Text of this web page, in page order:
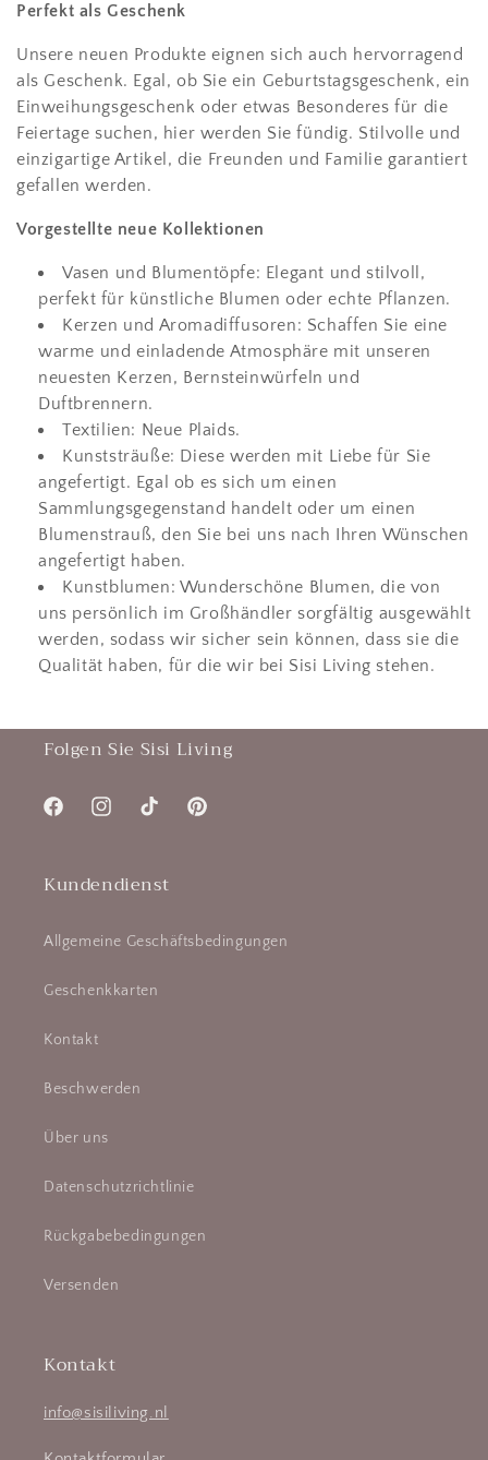
Perfekt als Geschenk
Unsere neuen Produkte eignen sich auch hervorragend
als Geschenk. Egal, ob Sie ein Geburtstagsgeschenk, ein
Einweihungsgeschenk oder etwas Besonderes für die
Feiertage suchen, hier werden Sie fündig. Stilvolle und
einzigartige Artikel, die Freunden und Familie garantiert
gefallen werden.
Vorgestellte neue Kollektionen
Vasen und Blumentöpfe: Elegant und stilvoll,
perfekt für künstliche Blumen oder echte Pflanzen.
Kerzen und Aromadiffusoren: Schaffen Sie eine
warme und einladende Atmosphäre mit unseren
neuesten Kerzen, Bernsteinwürfeln und
Duftbrennern.
Textilien: Neue Plaids.
Kunststräuße: Diese werden mit Liebe für Sie
angefertigt. Egal ob es sich um einen
Sammlungsgegenstand handelt oder um einen
Blumenstrauß, den Sie bei uns nach Ihren Wünschen
angefertigt haben.
Kunstblumen: Wunderschöne Blumen, die von
uns persönlich im Großhändler sorgfältig ausgewählt
werden, sodass wir sicher sein können, dass sie die
Qualität haben, für die wir bei Sisi Living stehen.
Folgen Sie Sisi Living
FacebookInstagramTikTok Pinterest
Kundendienst
Allgemeine Geschäftsbedingungen
Geschenkkarten
Kontakt
Beschwerden
Über uns
Datenschutzrichtlinie
Rückgabebedingungen
Versenden
Kontakt
info@sisiliving.nl